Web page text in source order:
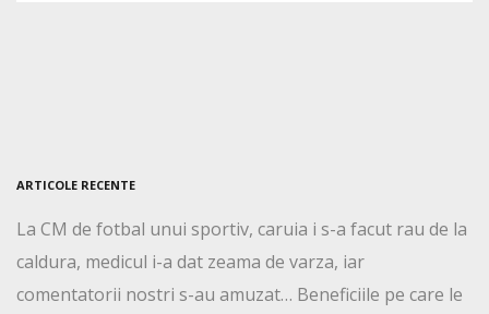
ARTICOLE RECENTE
La CM de fotbal unui sportiv, caruia i s-a facut rau de la
caldura, medicul i-a dat zeama de varza, iar
comentatorii nostri s-au amuzat… Beneficiile pe care le